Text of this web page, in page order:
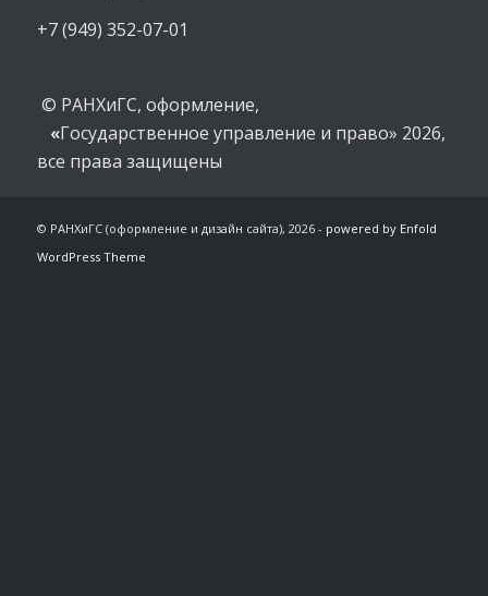
+7 (949) 352-07-01
© РАНХиГС, оформление,
«Государственное управление и право» 2026,
все права защищены
© РАНХиГС (оформление и дизайн сайта), 2026 - powered by Enfold
WordPress Theme